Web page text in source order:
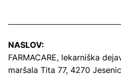
NASLOV:
FARMACARE, lekarniška
maršala Tita 77, 4270